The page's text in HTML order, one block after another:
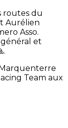
routes du
Aurélien
Asso.
et
Team aux